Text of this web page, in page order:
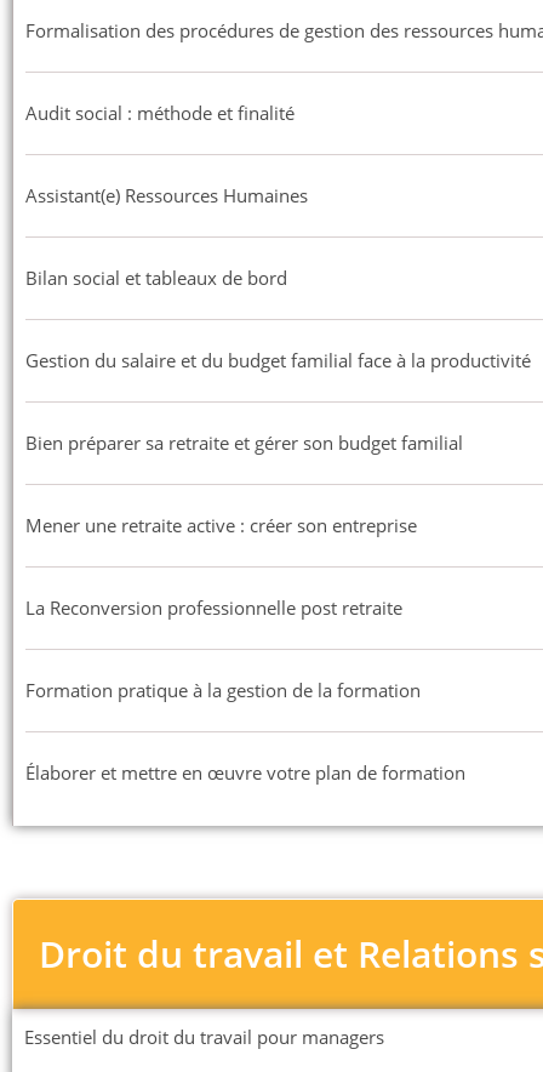
Formalisation des procédures de gestion des ressources
Audit social : méthode et finalité
Assistant(e) Ressources Humaines
Bilan social et tableaux de bord
Gestion du salaire et du budget familial face à la productivité
Bien préparer sa retraite et gérer son budget familial
Mener une retraite active : créer son entreprise
La Reconversion professionnelle post retraite
Formation pratique à la gestion de la formation
Élaborer et mettre en œuvre votre plan de formation
Droit du travail et Relations
Essentiel du droit du travail pour managers